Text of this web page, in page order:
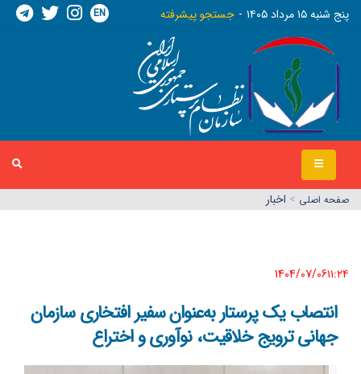
پنج شنبه ١٥ مرداد ١٤٠٥ جستجو پیشرفته EN
صفحه اصلي > اخبار
1404/07/06١١:٢٤
انتصاب یک پرستار به‌عنوان سفیر افتخاری سازمان
جهانی ترویج خلاقیت، نوآوری و اختراع